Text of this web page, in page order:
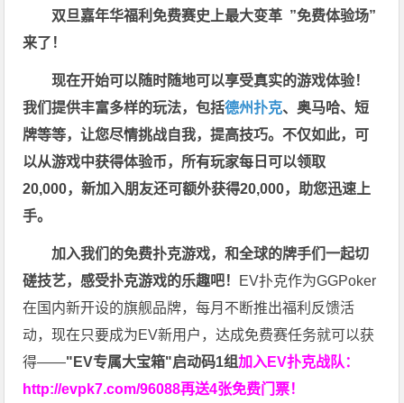
双旦嘉年华福利免费赛史上最大变革 ”免费体验场”
来了！
现在开始可以随时随地可以享受真实的游戏体验！
我们提供丰富多样的玩法，包括德州扑克、奥马哈、短
牌等等，让您尽情挑战自我，提高技巧。不仅如此， 可
以从游戏中获得体验币，所有玩家每日可以领取
20,000，新加入朋友还可额外获得20,000，助您迅速上
手。
加入我们的免费扑克游戏，和全球的牌手们一起切
磋技艺，感受扑克游戏的乐趣吧！ EV扑克作为GGPoker
在国内新开设的旗舰品牌，每月不断推出福利反馈活
动，现在只要成为EV新用户，达成免费赛任务就可以获
得——"EV专属大宝箱"启动码1组加入EV扑克战队：
http://evpk7.com/96088再送4张免费门票！